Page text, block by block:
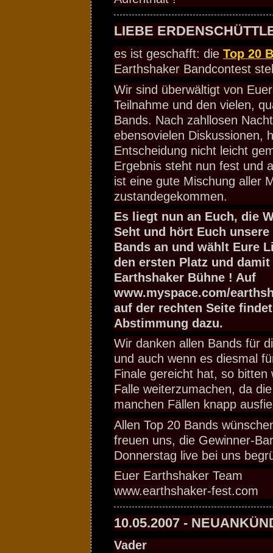
LIEBE
es ist geschafft: die Top 20
Earthshaker Bandcontest
Wir sind überwältigt von
Teilnahme und den vielen,
Bands. Nach zahllosen
ebensovielen Diskussionen,
Entscheidung nicht leicht
Ergebnis steht nun fest und
ist eine gute Mischung aller
zustandegekommen.
Es liegt nun an Euch, die
Seht und hört Euch unsere
Bands an und wählt Eure
den ersten Platz und
Earthshaker Bühne ! Auf
www.myspace.com/
auf der rechten Seite
Abstimmung dazu.
Wir danken allen Bands für
und auch wenn es diesmal
Finale gereicht hat, so bitten
Falle weiterzumachen, da
manchen Fällen knapp
Allen Top 20 Bands
freuen uns, die Gewinner-
Donnerstag live bei uns
Euer Earthshaker Team
www.earthshaker-fest.com
10.05.2007 -
Vader